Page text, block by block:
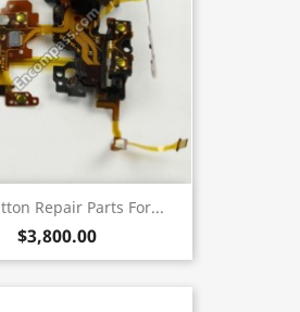
Repair Parts For...
$3,800.00